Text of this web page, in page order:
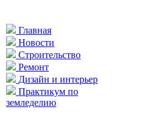
Главная
Новости
Строительство
Ремонт
Дизайн и интерьер
Практикум по
земледелию